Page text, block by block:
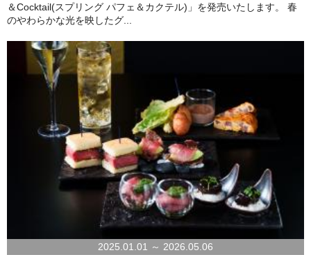
＆Cocktail(スプリング パフェ＆カクテル)」を発売いたします。 春
のやわらかな光を映したグ...
2025.01.01 ～ 2026.05.06